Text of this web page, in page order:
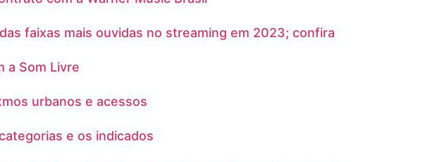
faixas mais ouvidas no streaming em 2023; confira
a Som Livre
urbanos e acessos
e os indicados